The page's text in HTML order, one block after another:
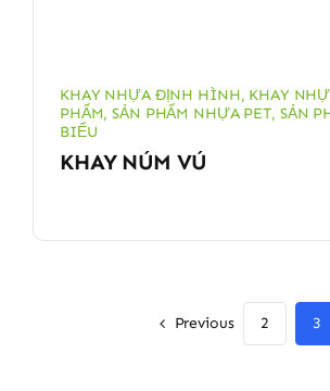
KHAY NHỰA ĐỊNH HÌNH, KHAY
PHẨM,SẢN PHẨM NHỰA PET, SẢN
BIỂU
KHAY NÚM VÚ
Previous 2 3